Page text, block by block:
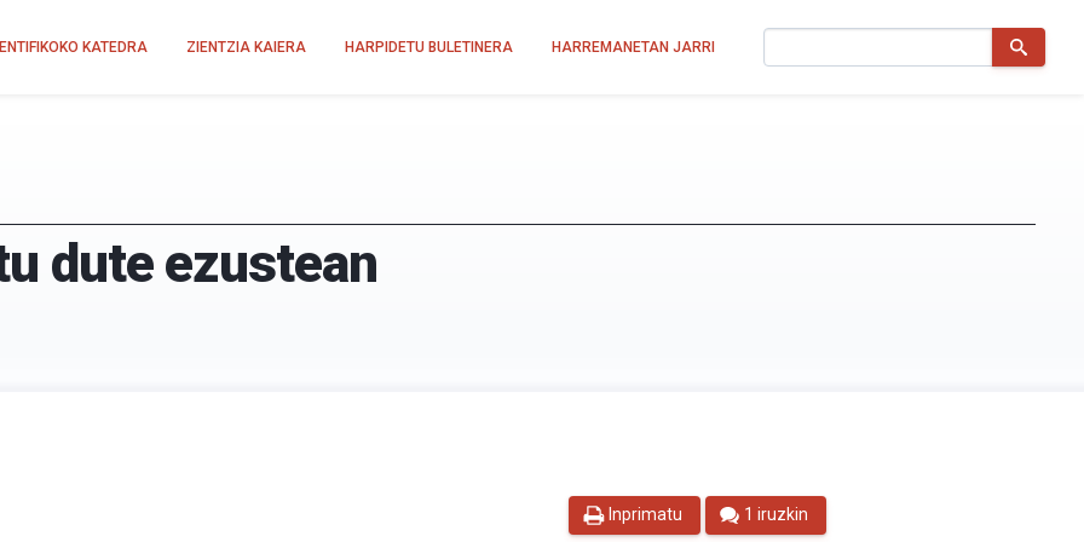
KATEDRA ZIENTZIA KAIERA HARPIDETU BULETINERA HARREMANETAN JARRI
dute ezustean
Inprimatu 1 iruzkin